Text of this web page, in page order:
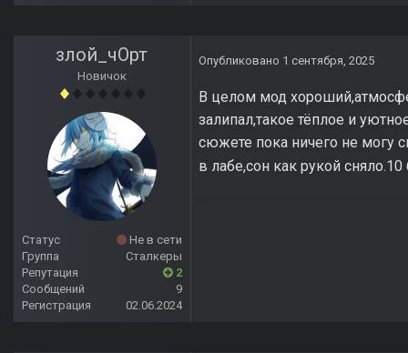
злой_чОрт
Новичок
Статус
Не в сети
Группа
Сталкеры
Репутация
2
Сообщений
9
Регистрация
02.06.2024
Опубликовано 1 сентября, 2025
В целом мод
залипал,такое тёплое и
сюжете пока ничего не могу
в лабе,сон как рукой